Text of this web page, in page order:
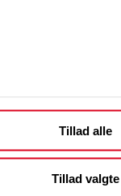
Tillad alle
Tillad valgte
eller et
løse pælebor i
mm i diameter
mellem 1-
Til større